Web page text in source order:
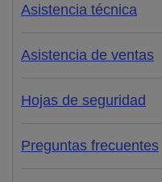
Asistencia técnica
Asistencia de ventas
Hojas de seguridad
Preguntas frecuentes